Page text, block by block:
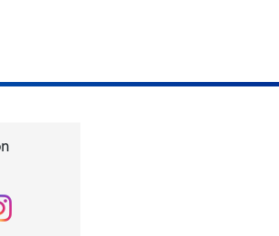
Instagram